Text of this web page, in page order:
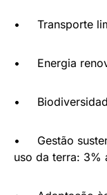
• Transporte
• Energia
•
• Gestão
uso da terra: 3%